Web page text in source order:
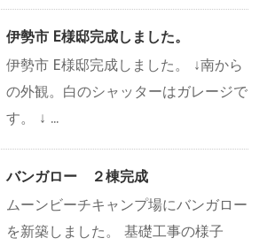
伊勢市 E様邸完成しました。
伊勢市 E様邸完成しました。 ↓南から
の外観。白のシャッターはガレージで
す。 ↓ ...
バンガロー ２棟完成
ムーンビーチキャンプ場にバンガロー
を新築しました。 基礎工事の様子